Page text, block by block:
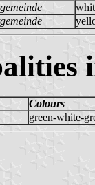
Colours
green-white-